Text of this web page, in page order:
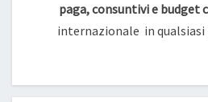
paga, consuntivi e budget
internazionale in